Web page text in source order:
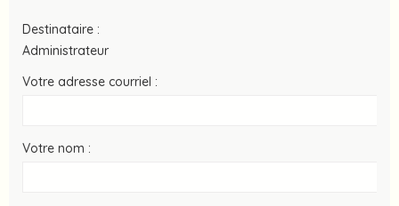
Destinataire :
Administrateur
Votre adresse courriel :
Votre nom :